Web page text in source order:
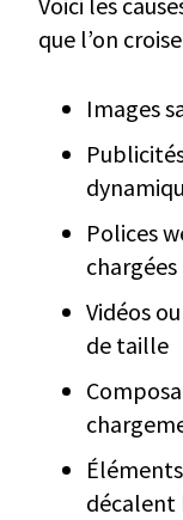
que l’on
Images
Polices
Vidéos
de taille
décalent